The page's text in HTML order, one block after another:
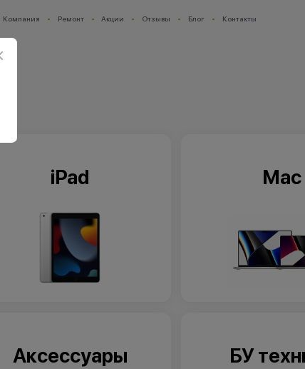
Компания Ремонт Акции Отзывы Блог Контакты
iPad Мас
Аксессуары БУ